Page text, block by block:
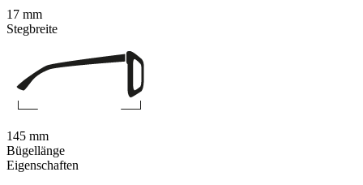
Eigenschaften
17 mm
Stegbreite
145 mm
Bügellänge